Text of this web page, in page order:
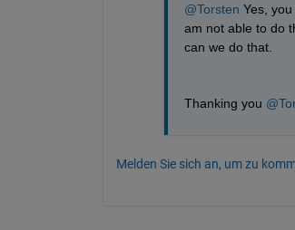
@Torsten Yes,
am not able to do
can we do that.
Thanking you
Melden Sie sich an, um zu